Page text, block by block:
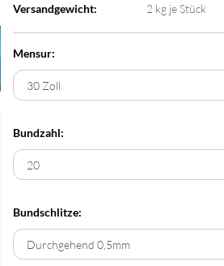
Versandgewicht:
2 kg je Stück
Mensur:
Bundzahl:
Bundschlitze: